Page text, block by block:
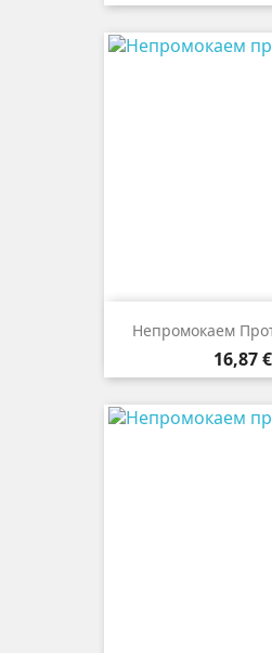
Непромокаем
Цена
16,87 €